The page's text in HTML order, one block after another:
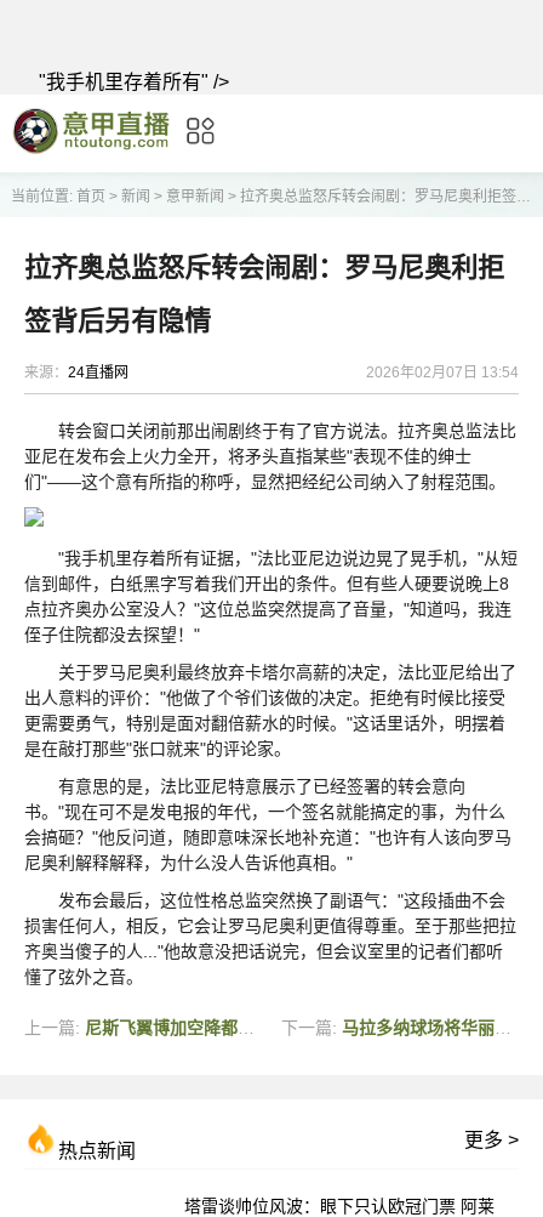
"我手机里存着所有" />
当前位置: 首页 > 新闻 > 意甲新闻 > 拉齐奥总监怒斥转会闹剧：罗马尼奥利拒签背后另有隐情
拉齐奥总监怒斥转会闹剧：罗马尼奥利拒
签背后另有隐情
来源： 24直播网 2026年02月07日 13:54
转会窗口关闭前那出闹剧终于有了官方说法。拉齐奥总监法比
亚尼在发布会上火力全开，将矛头直指某些"表现不佳的绅士
们"——这个意有所指的称呼，显然把经纪公司纳入了射程范围。
"我手机里存着所有证据，"法比亚尼边说边晃了晃手机，"从短
信到邮件，白纸黑字写着我们开出的条件。但有些人硬要说晚上8
点拉齐奥办公室没人？"这位总监突然提高了音量，"知道吗，我连
侄子住院都没去探望！"
关于罗马尼奥利最终放弃卡塔尔高薪的决定，法比亚尼给出了
出人意料的评价："他做了个爷们该做的决定。拒绝有时候比接受
更需要勇气，特别是面对翻倍薪水的时候。"这话里话外，明摆着
是在敲打那些"张口就来"的评论家。
有意思的是，法比亚尼特意展示了已经签署的转会意向
书。"现在可不是发电报的年代，一个签名就能搞定的事，为什么
会搞砸？"他反问道，随即意味深长地补充道："也许有人该向罗马
尼奥利解释解释，为什么没人告诉他真相。"
发布会最后，这位性格总监突然换了副语气："这段插曲不会
损害任何人，相反，它会让罗马尼奥利更值得尊重。至于那些把拉
齐奥当傻子的人..."他故意没把话说完，但会议室里的记者们都听
懂了弦外之音。
上一篇: 尼斯飞翼博加空降都灵 尤文租借锁定非洲快马 下一篇:马拉多纳球场将华丽变身！那不勒斯官宣7.5万人扩容计划
热点新闻
更多 >
塔雷谈帅位风波：眼下只认欧冠门票 阿莱